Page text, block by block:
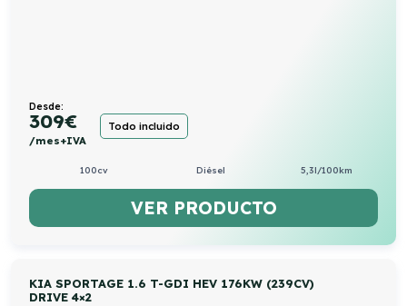
Desde:
309€
/mes+IVA
Todo incluido
100cv Diésel 5,3l/100km
VER PRODUCTO
KIA SPORTAGE 1.6 T-GDI HEV 176KW (239CV)
DRIVE 4×2